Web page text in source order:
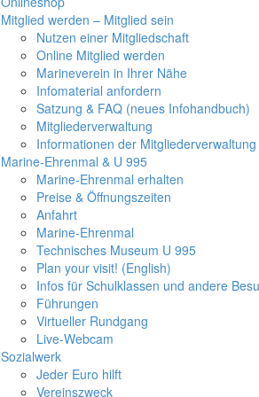
Mitglied werden – Mitglied sein
Nutzen einer Mitgliedschaft
Online Mitglied werden
Marineverein in Ihrer Nähe
Infomaterial anfordern
Satzung & FAQ (neues Infohandbuch)
Mitgliederverwaltung
Informationen der Mitgliederverwaltung
Marine-Ehrenmal & U 995
Marine-Ehrenmal erhalten
Preise & Öffnungszeiten
Anfahrt
Marine-Ehrenmal
Technisches Museum U 995
Plan your visit! (English)
Infos für Schulklassen und andere
Führungen
Virtueller Rundgang
Live-Webcam
Sozialwerk
Jeder Euro hilft
Vereinszweck